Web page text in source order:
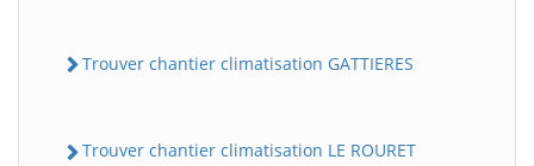
Trouver chantier climatisation GATTIERES
Trouver chantier climatisation LE ROURET